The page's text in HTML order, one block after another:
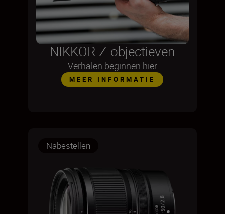
NIKKOR Z-objectieven
Verhalen beginnen hier
MEER INFORMATIE
Nabestellen